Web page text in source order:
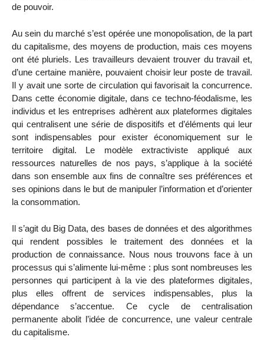
de pouvoir.
Au sein du marché s’est opérée une monopolisation, de la part
du capitalisme, des moyens de production, mais ces moyens
ont été pluriels. Les travailleurs devaient trouver du travail et,
d’une certaine manière, pouvaient choisir leur poste de travail.
Il y avait une sorte de circulation qui favorisait la concurrence.
Dans cette économie digitale, dans ce techno-féodalisme, les
individus et les entreprises adhèrent aux plateformes digitales
qui centralisent une série de dispositifs et d’éléments qui leur
sont indispensables pour exister économiquement sur le
territoire digital. Le modèle extractiviste appliqué aux
ressources naturelles de nos pays, s’applique à la société
dans son ensemble aux fins de connaître ses préférences et
ses opinions dans le but de manipuler l’information et d’orienter
la consommation.
Il s’agit du Big Data, des bases de données et des algorithmes
qui rendent possibles le traitement des données et la
production de connaissance. Nous nous trouvons face à un
processus qui s’alimente lui-même : plus sont nombreuses les
personnes qui participent à la vie des plateformes digitales,
plus elles offrent de services indispensables, plus la
dépendance s’accentue. Ce cycle de centralisation
permanente abolit l’idée de concurrence, une valeur centrale
du capitalisme.